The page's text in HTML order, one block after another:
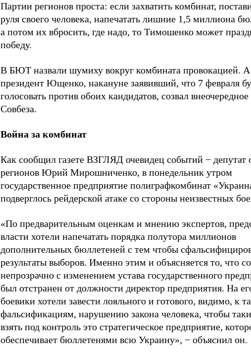
Партии регионов проста: если захватить комбинат,
руля своего человека, напечатать лишние 1,5 миллиона
а потом их вбросить, где надо, то Тимошенко может
победу.
В БЮТ назвали шумиху вокруг комбината провокацией. А
президент Ющенко, накануне заявивший, что 7 февраля
голосовать против обоих кандидатов, созвал внеочередное
Совбеза.
Война за комбинат
Как сообщил газете ВЗГЛЯД очевидец событий − депутат
регионов Юрий Мирошниченко, в понедельник утром
государственное предприятие полиграфкомбинат
подверглось рейдерской атаке со стороны неизвестных
«По предварительным оценкам и мнению экспертов,
власти хотели напечатать порядка полутора миллионов
дополнительных бюллетеней с тем чтобы
результаты выборов. Именно этим и объясняется то, что
непрозрачно с изменением устава государственного
был отстранен от должности директор предприятия. На
боевики хотели завести лояльного и готового, видимо, к
фальсификациям, нарушению закона человека, чтобы
взять под контроль это стратегическое предприятие,
обеспечивает бюллетенями всю Украину», − объяснил он.